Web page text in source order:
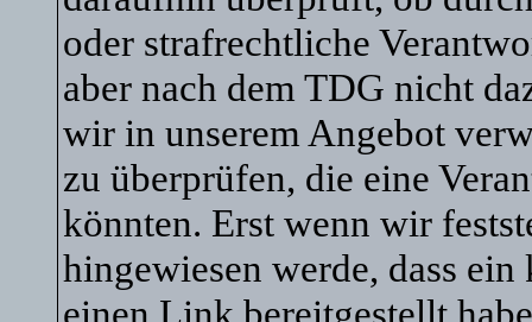
oder strafrechtliche
aber nach dem TDG nicht
wir in unserem Angebot
zu überprüfen, die eine
könnten. Erst wenn wir
hingewiesen werde, dass
einen Link bereitgestellt